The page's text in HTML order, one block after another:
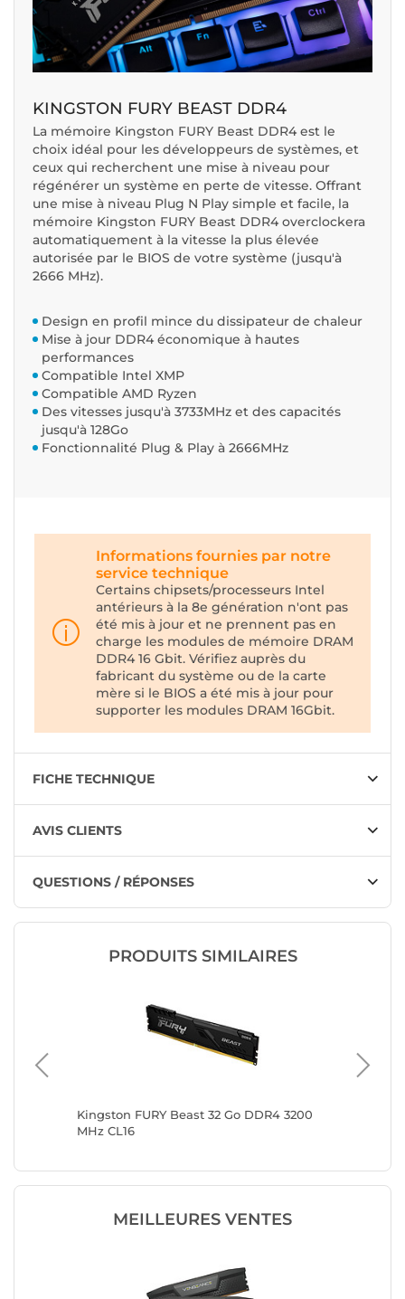
KINGSTON FURY BEAST DDR4
La mémoire Kingston FURY Beast DDR4 est le
choix idéal pour les développeurs de systèmes, et
ceux qui recherchent une mise à niveau pour
régénérer un système en perte de vitesse. Offrant
une mise à niveau Plug N Play simple et facile, la
mémoire Kingston FURY Beast DDR4 overclockera
automatiquement à la vitesse la plus élevée
autorisée par le BIOS de votre système (jusqu'à
2666 MHz).
Design en profil mince du dissipateur de chaleur
Mise à jour DDR4 économique à hautes
performances
Compatible Intel XMP
Compatible AMD Ryzen
Des vitesses jusqu'à 3733MHz et des capacités
jusqu'à 128Go
Fonctionnalité Plug & Play à 2666MHz
Informations fournies par notre
service technique
Certains chipsets/processeurs Intel
antérieurs à la 8e génération n'ont pas
été mis à jour et ne prennent pas en
charge les modules de mémoire DRAM
DDR4 16 Gbit. Vérifiez auprès du
fabricant du système ou de la carte
mère si le BIOS a été mis à jour pour
supporter les modules DRAM 16Gbit.
FICHE TECHNIQUE
AVIS CLIENTS
QUESTIONS / RÉPONSES
PRODUITS SIMILAIRES
Kingston FURY Beast 32 Go DDR4 3200
MHz CL16
MEILLEURES VENTES